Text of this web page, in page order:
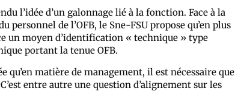
l’idée d’un galonnage lié à la fonction. Face à la
de l’OFB, le Sne-FSU propose qu’en plus
un moyen d’identification « technique » type
portant la tenue OFB.
qu’en matière de management, il est nécessaire que
entre autre une question d’alignement sur les